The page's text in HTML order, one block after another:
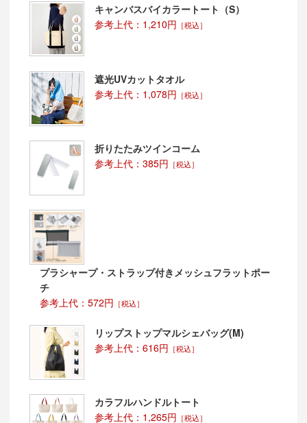
キャンバスバイカラートート（S）
参考上代：1,210円 ［税込］
遮光UVカットタオル
参考上代：1,078円 ［税込］
折りたたみツインコーム
参考上代：385円 ［税込］
プラシャープ・ストラップ付きメッシュフラットポー
チ
参考上代：572円 ［税込］
リップストップマルシェバッグ(M)
参考上代：616円 ［税込］
カラフルハンドルトート
参考上代：1,265円 ［税込］